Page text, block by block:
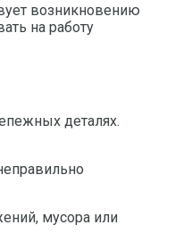
возникновению
на работу
деталях.
мусора или